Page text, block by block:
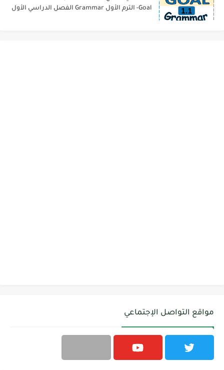
Goal- الترم الأول Grammar الفصل الدراسي الأول
مواقع التواصل الإجتماعي